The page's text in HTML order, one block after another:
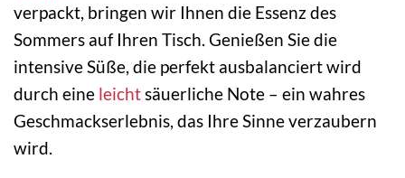
verpackt, bringen wir Ihnen die Essenz des
Sommers auf Ihren Tisch. Genießen Sie die
intensive Süße, die perfekt ausbalanciert wird
durch eine leichtsäuerliche Note – ein wahres
Geschmackserlebnis, das Ihre Sinne verzaubern
wird.